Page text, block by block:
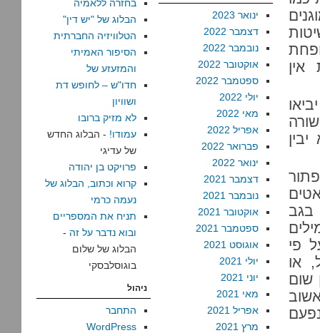
אין
בגב
מילים
פי
או
שום
ינואר 2023
דצמבר 2022
נובמבר 2022
אוקטובר 2022
ספטמבר 2022
יולי 2022
מאי 2022
אפריל 2022
פברואר 2022
ינואר 2022
דצמבר 2021
נובמבר 2021
אוקטובר 2021
ספטמבר 2021
אוגוסט 2021
יולי 2021
יוני 2021
מאי 2021
אפריל 2021
מרץ 2021
בחזרה ללאמיה
הבלוג של "יש דין"
הטלוויזיה החברתית
הסיפור האמיתי
והמזעזע של
חדו"ש – לחופש דת
ושוויון
לא מזיק ברובו
עמודו! - הבלוג החדש
של עדיגי
פרויקט בן יהודה
קרוא וכתוב, הבלוג של
נעמה כרמי
תניח את המספריים
ובוא נדבר על זה -
הבלוג של שלום
בוגוסלבסקי
ניהול
התחבר
WordPress